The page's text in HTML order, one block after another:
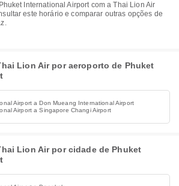
este horário e comparar outras opções de
Lion Air por aeroporto de Phuket
Airport a Don Mueang International Airport
Airport a Singapore Changi Airport
Lion Air por cidade de Phuket